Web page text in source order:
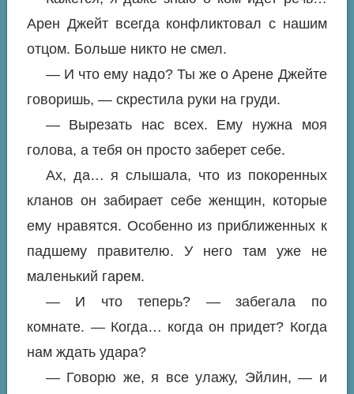
Арен Джейт всегда конфликтовал с нашим
отцом. Больше никто не смел.
— И что ему надо? Ты же о Арене Джейте
говоришь, — скрестила руки на груди.
— Вырезать нас всех. Ему нужна моя
голова, а тебя он просто заберет себе.
Ах, да… я слышала, что из покоренных
кланов он забирает себе женщин, которые
ему нравятся. Особенно из приближенных к
падшему правителю. У него там уже не
маленький гарем.
— И что теперь? — забегала по
комнате. — Когда… когда он придет? Когда
нам ждать удара?
— Говорю же, я все улажу, Эйлин, — и